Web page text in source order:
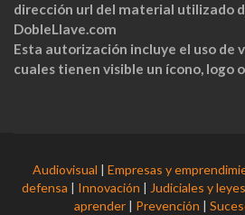
dirección url del material utilizado
DobleLlave.com
Esta autorización incluye el uso de
cuales tienen visible un ícono, logo
Audiovisual | Empresas y
defensa | Innovación | Judiciales y leyes
aprender | Prevención |